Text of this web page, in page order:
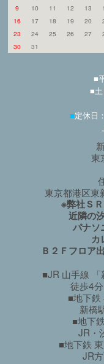
9
10 11 12 13
16
17 18 19 20
23
24 25 26 27
30
31
■
■
■定休日
東
東京都港区東
※弊社Ｓ
近隣の
パナソ
カ
Ｂ２Ｆフロア
■JR 山手線 「
徒歩4
■地下鉄
新橋
■地下
JR・
■地下鉄
JR